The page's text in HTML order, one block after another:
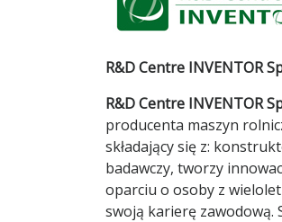
R&D Centre INVENTOR
R&D Centre INVENTOR
producenta maszyn
składający się z:
badawczy, tworzy
oparciu o osoby z
swoją karierę zawodową.